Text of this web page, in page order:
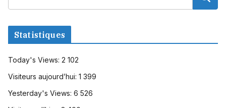
Statistiques
Today's Views: 2 102
Visiteurs aujourd’hui: 1 399
Yesterday's Views: 6 526